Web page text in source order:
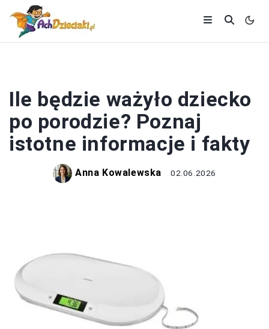
Ile będzie ważyło dziecko
po porodzie? Poznaj
istotne informacje i fakty
Anna Kowalewska 02.06.2026